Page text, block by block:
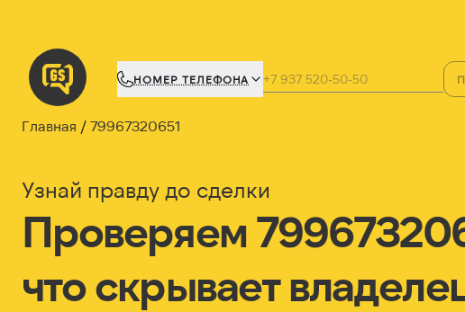
НОМЕР ТЕЛЕФОНА
Главная 79967320651
Узнай правду до сделки
Проверяем
что скрывает